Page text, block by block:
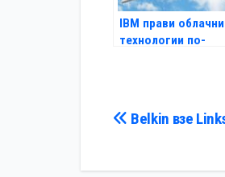
IBM прави
технологии по-
Belkin взе